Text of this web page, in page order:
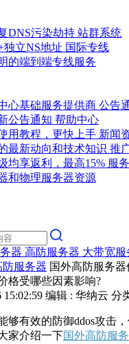
DNS污染劫持 站群系统
独立NS地址 国际专线
的端到端专线服务
心基础服务提供商 公告
公告通知 帮助中心
用教程，更快上手 新闻
最新动向和技术知识 推
均享返利，最高15% 服
和物理服务器资源
器 高防服务器 大带宽服
防服务器 国外高防服务
格受哪些因素影响?
15:02:59 编辑 : 华纳云 分
够有效的防御ddos攻击
家介绍一下国外高防服